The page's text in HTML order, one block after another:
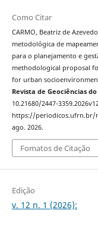
Como Citar
CARMO, Beatriz de
metodológica de
para o planejamento e
methodological proposal
for urban
Revista de Geociências
10.21680/2447-
https://periodicos.ufrn.br/
ago. 2026.
Fomatos de Citação
Edição
v. 12 n. 1 (2026):